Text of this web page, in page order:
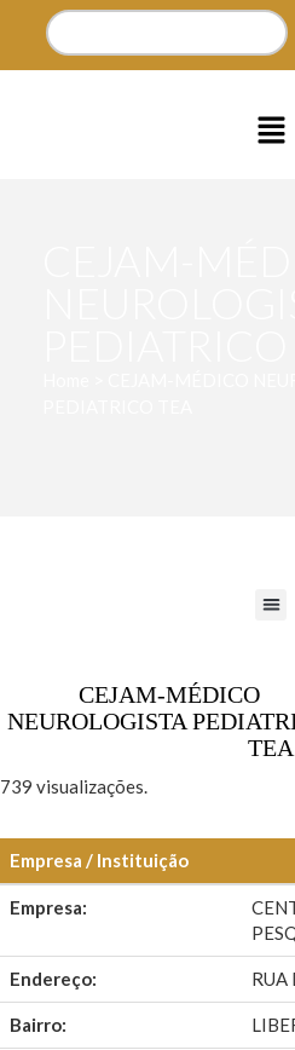
CEJAM-MÉDICO
NEUROLOGISTA
TEA
739 visualizações.
Empresa / Instituição
Empresa:
Endereço: RUA
Bairro: